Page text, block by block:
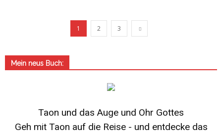
1 2 3
Mein neus Buch:
Taon und das Auge und Ohr Gottes
Geh mit Taon auf die Reise - und entdecke das